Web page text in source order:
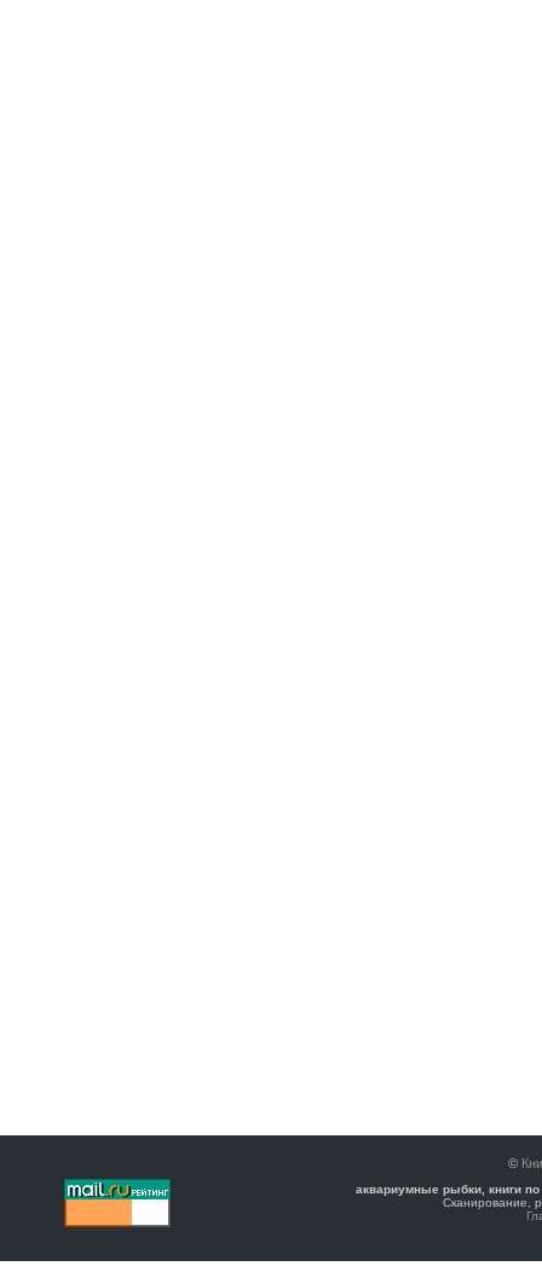
©
аквариумные рыбки, книги
Сканирование,